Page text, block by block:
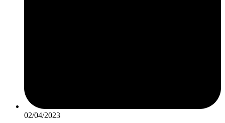
02/04/2023